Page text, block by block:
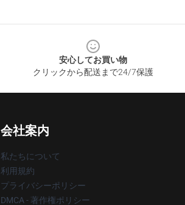
安心してお買い物
クリックから配送まで24/7保護
会社案内
私たちについて
利用規約
プライバシーポリシー
DMCA - 著作権ポリシー